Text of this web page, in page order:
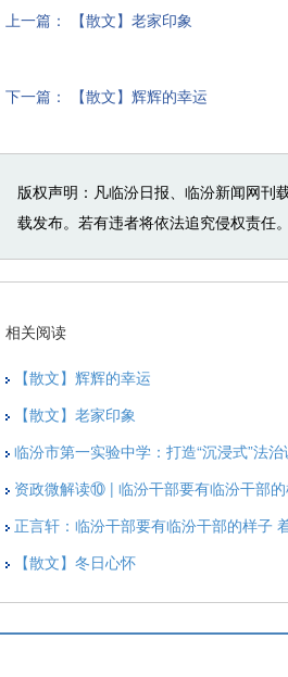
上一篇： 【散文】老家印象
下一篇： 【散文】辉辉的幸运
版权声明：凡临汾日报、临汾新闻网刊
载发布。若有违者将依法追究侵权责任。
相关阅读
【散文】辉辉的幸运
【散文】老家印象
临汾市第一实验中学：打造“沉浸式”法
资政微解读⑩ | 临汾干部要有临汾干部
正言轩：临汾干部要有临汾干部的样子
【散文】冬日心怀